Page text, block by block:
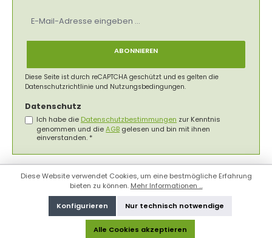
Mail-
ABONNIEREN
Diese Seite ist durch reCAPTCHA geschützt und es gelten die
Datenschutzrichtlinie und Nutzungsbedingungen.
Datenschutz
Ich habe die Datenschutzbestimmungen zur Kenntnis
genommen und dieAGB gelesen und bin mit ihnen
einverstanden. *
Diese Website verwendet Cookies, um eine bestmögliche Erfahrung
bieten zu können. Mehr Informationen ...
Nur technisch notwendige
Konfigurieren
Alle Cookies akzeptieren